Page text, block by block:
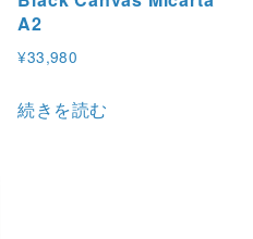
A2
¥33,980
続きを読む